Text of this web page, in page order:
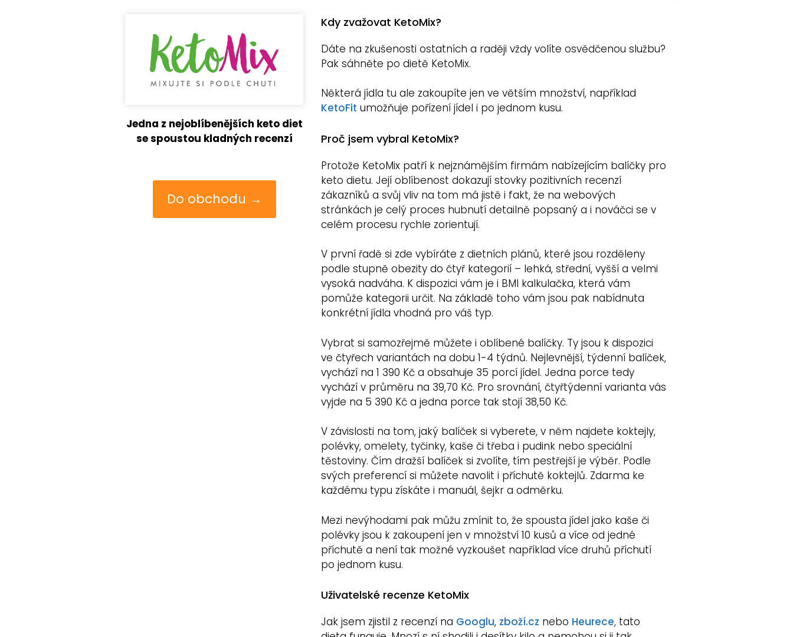
Jedna z nejoblíbenějších keto diet
se spoustou kladných recenzí
Do obchodu →
Kdy zvažovat KetoMix?
Dáte na zkušenosti ostatních a raději vždy volíte osvědčenou službu?
Pak sáhněte po dietě KetoMix.
Některá jídla tu ale zakoupíte jen ve větším množství, například
KetoFit umožňuje pořízení jídel i po jednom kusu.
Proč jsem vybral KetoMix?
Protože KetoMix patří k nejznámějším firmám nabízejícím balíčky pro
keto dietu. Její oblíbenost dokazují stovky pozitivních recenzí
zákazníků a svůj vliv na tom má jistě i fakt, že na webových
stránkách je celý proces hubnutí detailně popsaný a i nováčci se v
celém procesu rychle zorientují.
V první řadě si zde vybíráte z dietních plánů, které jsou rozděleny
podle stupně obezity do čtyř kategorií – lehká, střední, vyšší a velmi
vysoká nadváha. K dispozici vám je i BMI kalkulačka, která vám
pomůže kategorii určit. Na základě toho vám jsou pak nabídnuta
konkrétní jídla vhodná pro váš typ.
Vybrat si samozřejmě můžete i oblíbené balíčky. Ty jsou k dispozici
ve čtyřech variantách na dobu 1-4 týdnů. Nejlevnější, týdenní balíček,
vychází na 1 390 Kč a obsahuje 35 porcí jídel. Jedna porce tedy
vychází v průměru na 39,70 Kč. Pro srovnání, čtyřtýdenní varianta vás
vyjde na 5 390 Kč a jedna porce tak stojí 38,50 Kč.
V závislosti na tom, jaký balíček si vyberete, v něm najdete koktejly,
polévky, omelety, tyčinky, kaše či třeba i pudink nebo speciální
těstoviny. Čím dražší balíček si zvolíte, tím pestřejší je výběr. Podle
svých preferencí si můžete navolit i příchutě koktejlů. Zdarma ke
každému typu získáte i manuál, šejkr a odměrku.
Mezi nevýhodami pak můžu zmínit to, že spousta jídel jako kaše či
polévky jsou k zakoupení jen v množství 10 kusů a více od jedné
příchutě a není tak možné vyzkoušet například více druhů příchutí
po jednom kusu.
Uživatelské recenze KetoMix
Jak jsem zjistil z recenzí na Googlu, zboží.cz nebo Heurece, tato